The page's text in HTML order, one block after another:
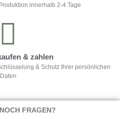
innerhalb 2-4 Tage
& zahlen
& Schutz Ihrer persönlichen
Daten
FRAGEN?